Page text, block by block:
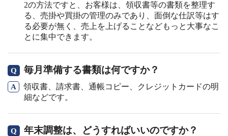
2の方法ですと、お客様は、領収書等の書類を整理す
る、売掛や買掛の管理のみであり、面倒な仕訳等はす
る必要が無く、売上を上げることなどもっと大事なこ
とに集中できます。
毎月準備する書類は何ですか？
領収書、請求書、通帳コピー、クレジットカードの明
細などです。
年末調整は、どうすればいいのですか？